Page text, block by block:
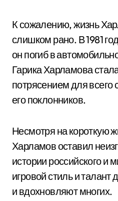
К сожалению, жизнь
слишком рано. В 1981
он погиб в
Гарика Харламова
потрясением для всего
его поклонников.
Несмотря на короткую
Харламов оставил
истории российского и
игровой стиль и
и вдохновляют многих.